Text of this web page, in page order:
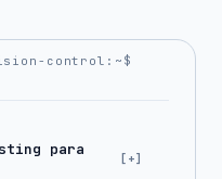
control:~$
para